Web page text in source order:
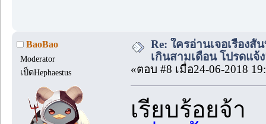
BaoBao
Moderator
เป็ดHephaestus
Re: ใครอ่านเจอเรื่อง
เกินสามเดือน โปรดแจ้
«ตอบ #8 เมื่อ24-06-2018
เรียบร้อยจ้า